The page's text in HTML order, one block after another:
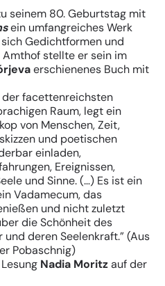
seinem 80. Geburtstag mit
ein umfangreiches Werk
Gedichtformen und
Amthof stellte er sein im
erschienenes Buch mit
der facettenreichsten
Raum, legt ein
von Menschen, Zeit,
und poetischen
einladen,
Ereignissen,
und Sinne. (…) Es ist ein
Vadamecum, das
und nicht zuletzt
die Schönheit des
deren Seelenkraft.” (Aus
Pobaschnig)
Nadia Moritzauf der